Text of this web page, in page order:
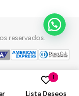
1
Lista Deseos
reservados.